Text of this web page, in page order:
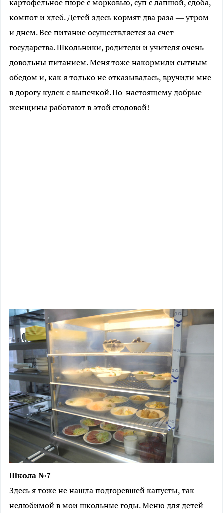
картофельное пюре с морковью, суп с лапшой, сдоба,
компот и хлеб. Детей здесь кормят два раза — утром
и днем. Все питание осуществляется за счет
государства. Школьники, родители и учителя очень
довольны питанием. Меня тоже накормили сытным
обедом и, как я только не отказывалась, вручили мне
в дорогу кулек с выпечкой. По-настоящему добрые
женщины работают в этой столовой!
Школа №7
Здесь я тоже не нашла подгоревшей капусты, так
нелюбимой в мои школьные годы. Меню для детей